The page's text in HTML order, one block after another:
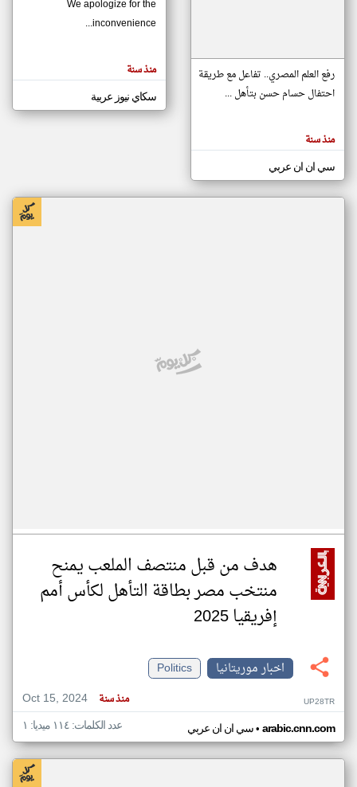
مصادر الأخبار من موريتانيا
اخبار موريتانيا على مدار الساعة
أهم اخبار موريتانيا العاجلة والمباشرة
المقالات
الموجوده
هنا عن
رفع العلم المصري.. تفاعل مع طريقة
احتفال حسام حسن بتأهل ...
منذ سنة
سي ان ان عربي
We apologize for the
inconvenience...
منذ سنة
سكاي نيوز عربية
هدف من قبل منتصف الملعب يمنح
منتخب مصر بطاقة التأهل لكأس أمم
إفريقيا 2025
اخبار موريتانيا
Politics
Oct 15, 2024
منذ سنة UP28TR
سي ان ان عربي• arabic.cnn.com عدد الكلمات: ١١٤ ميديا: ١
klyoum.com